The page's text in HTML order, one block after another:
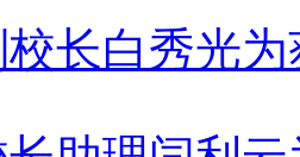
长白秀光